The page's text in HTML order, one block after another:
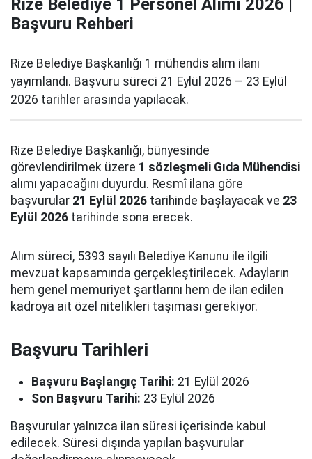
Rize Belediye 1 Personel Alımı 2026 |
Başvuru Rehberi
Rize Belediye Başkanlığı 1 mühendis alım ilanı
yayımlandı. Başvuru süreci 21 Eylül 2026 – 23 Eylül
2026 tarihler arasında yapılacak.
Rize Belediye Başkanlığı, bünyesinde
görevlendirilmek üzere 1 sözleşmeli Gıda Mühendisi
alımı yapacağını duyurdu. Resmî ilana göre
başvurular 21 Eylül 2026 tarihinde başlayacak ve 23
Eylül 2026 tarihinde sona erecek.
Alım süreci, 5393 sayılı Belediye Kanunu ile ilgili
mevzuat kapsamında gerçekleştirilecek. Adayların
hem genel memuriyet şartlarını hem de ilan edilen
kadroya ait özel nitelikleri taşıması gerekiyor.
Başvuru Tarihleri
Başvuru Başlangıç Tarihi: 21 Eylül 2026
Son Başvuru Tarihi: 23 Eylül 2026
Başvurular yalnızca ilan süresi içerisinde kabul
edilecek. Süresi dışında yapılan başvurular